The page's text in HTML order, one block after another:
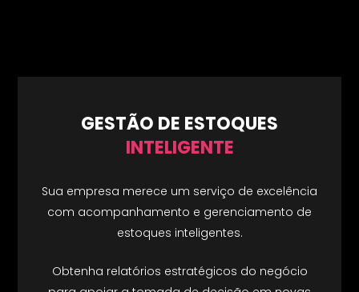
GESTÃO DE ESTOQUES
INTELIGENTE
Sua empresa merece um serviço de excelência
com acompanhamento e gerenciamento de
estoques inteligentes.
Obtenha relatórios estratégicos do negócio